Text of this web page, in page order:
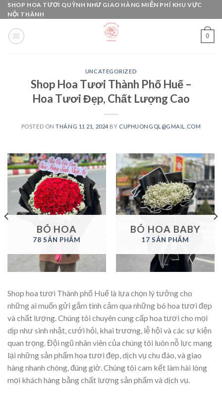
Skip
to
content
SHOP HOA TƯƠI QUỲNH NHƯ GIAO HÀNG MIỄN PHÍ KHU VỰC
NỘI THÀNH
0
UNCATEGORIZED
Shop Hoa Tươi Thành Phố Huế –
Hoa Tươi Đẹp, Chất Lượng Cao
POSTED ONTHÁNG 11 21, 2024 BY CUPHUONGQL@GMAIL.COM
BÓ HOA
78 SẢN PHẨM
BÓ HOA BABY
17 SẢN PHẨM
Shop hoa tươi Thành phố Huế là lựa chọn lý tưởng cho
những ai muốn gửi gắm tình cảm qua những bó hoa tươi đẹp
và chất lượng. Chúng tôi chuyên cung cấp hoa tươi cho mọi
dịp như sinh nhật, cưới hỏi, khai trương, lễ hội và các sự kiện
quan trọng. Đội ngũ nhân viên của chúng tôi luôn nỗ lực mang
lại những sản phẩm hoa tươi đẹp, dịch vụ chu đáo, và giao
hàng nhanh chóng, đúng giờ. Chúng tôi cam kết làm hài lòng
mọi khách hàng bằng chất lượng sản phẩm và dịch vụ.